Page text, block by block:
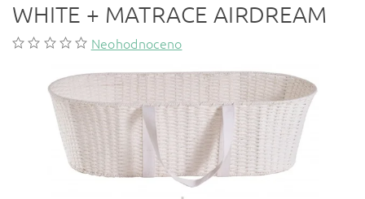
WHITE + MATRACE AIRDREAM
Neohodnoceno